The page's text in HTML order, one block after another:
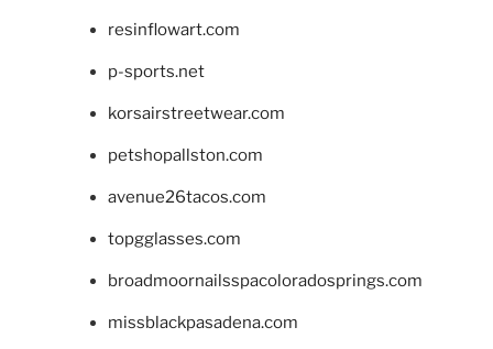
resinflowart.com
p-sports.net
korsairstreetwear.com
petshopallston.com
avenue26tacos.com
topgglasses.com
broadmoornailsspacoloradosprings.com
missblackpasadena.com